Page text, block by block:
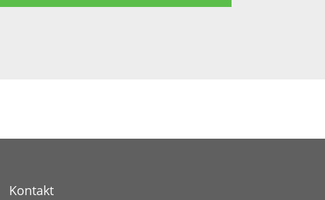
Kontakt